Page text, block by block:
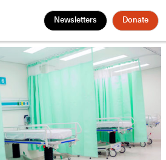
Newsletters Donate